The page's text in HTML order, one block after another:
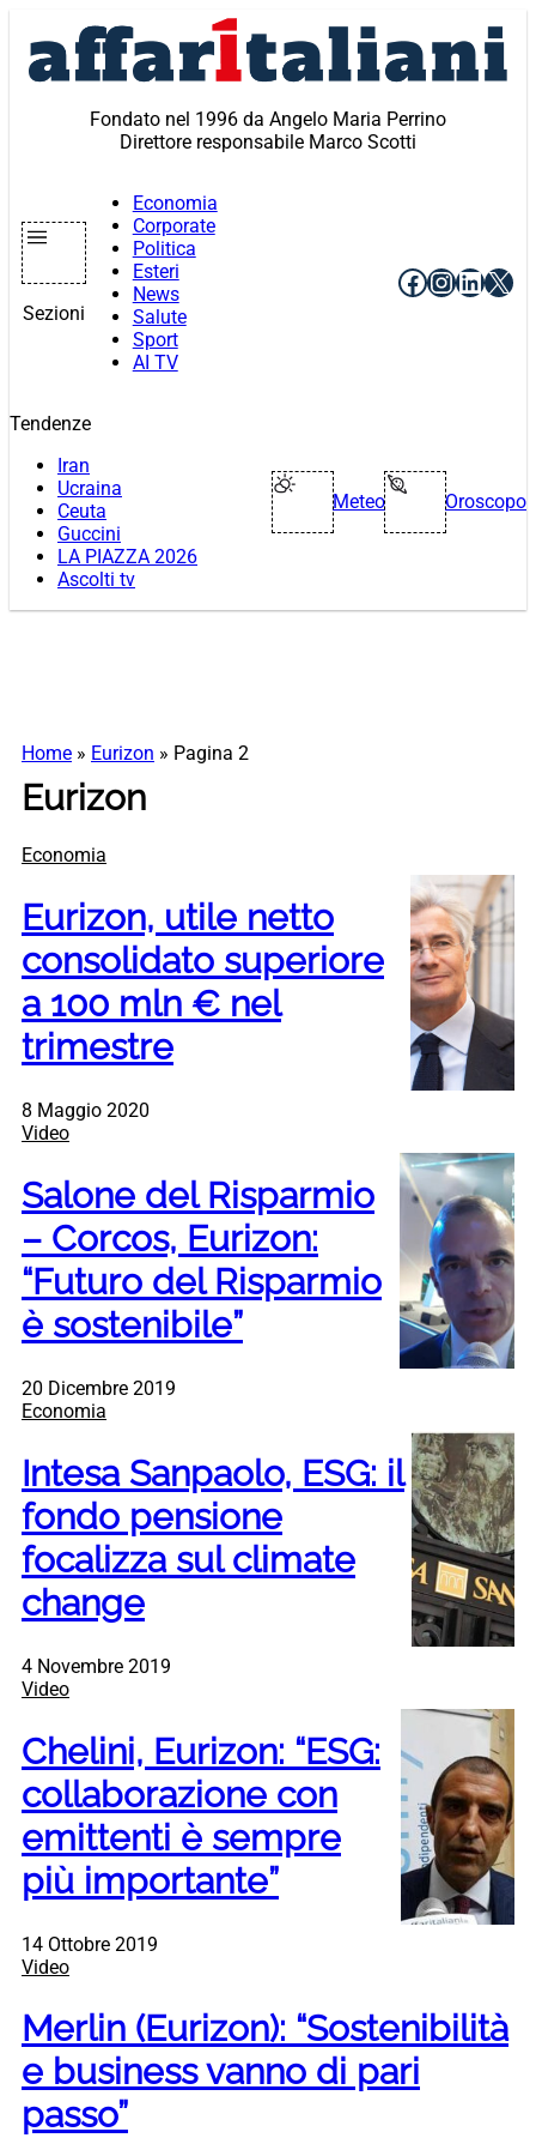
contenuto
Fondato nel 1996 da Angelo Maria Perrino
Direttore responsabile Marco Scotti
Sezioni
Economia
Corporate
Politica
Esteri
News
Salute
Sport
AI TV
Facebook
X
Tendenze
Iran
Ucraina
Ceuta
Guccini
LA PIAZZA 2026
Ascolti tv
Meteo Oroscopo
Home » Eurizon » Pagina 2
Eurizon
Economia
Eurizon, utile netto
consolidato superiore
a 100 mln € nel
trimestre
8 Maggio 2020
Video
Salone del Risparmio
– Corcos, Eurizon:
“Futuro del Risparmio
è sostenibile”
20 Dicembre 2019
Economia
Intesa Sanpaolo, ESG: il
fondo pensione
focalizza sul climate
change
4 Novembre 2019
Video
Chelini, Eurizon: “ESG:
collaborazione con
emittenti è sempre
più importante”
14 Ottobre 2019
Video
Merlin (Eurizon): “Sostenibilità
e business vanno di pari
passo”